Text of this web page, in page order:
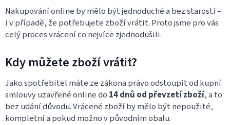
Nakupování online by mělo být jednoduché a bez starostí –
i v případě, že potřebujete zboží vrátit. Proto jsme pro vás
celý proces vrácení co nejvíce zjednodušili.
Kdy můžete zboží vrátit?
Jako spotřebitel máte ze zákona právo odstoupit od kupní
smlouvy uzavřené online do 14 dnů od převzetí zboží, a to
bez udání důvodu. Vrácené zboží by mělo být nepoužité,
kompletní a pokud možno v původním obalu.